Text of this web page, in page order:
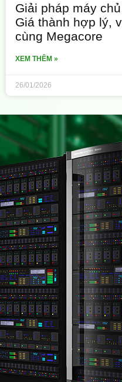
Giải pháp máy
Giá thành hợp lý,
cùng Megacore
XEM THÊM »
26/01/2026